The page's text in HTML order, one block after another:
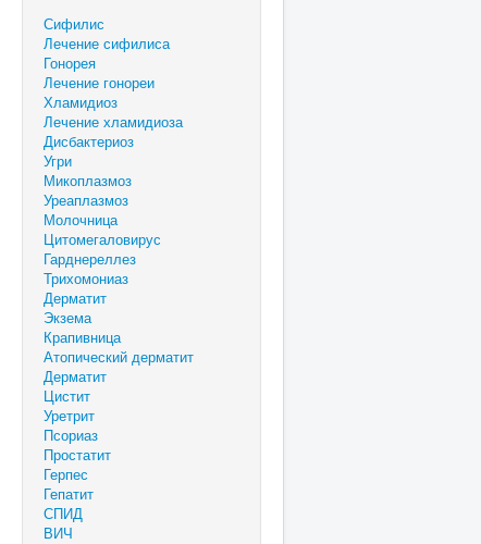
Сифилис
Лечение сифилиса
Гонорея
Лечение гонореи
Хламидиоз
Лечение хламидиоза
Дисбактериоз
Угри
Микоплазмоз
Уреаплазмоз
Молочница
Цитомегаловирус
Гарднереллез
Трихомониаз
Дерматит
Экзема
Крапивница
Атопический дерматит
Дерматит
Цистит
Уретрит
Псориаз
Простатит
Герпес
Гепатит
СПИД
ВИЧ